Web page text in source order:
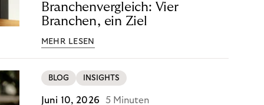
Branchenvergleich: Vier
Branchen, ein Ziel
MEHR LESEN
BLOG INSIGHTS
Juni 10, 2026 5 Minuten